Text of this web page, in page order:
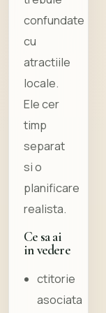
confundate
cu
atractiile
locale.
Ele cer
timp
separat
si o
planificare
realista.
Ce sa ai
in vedere
ctitorie
asociata